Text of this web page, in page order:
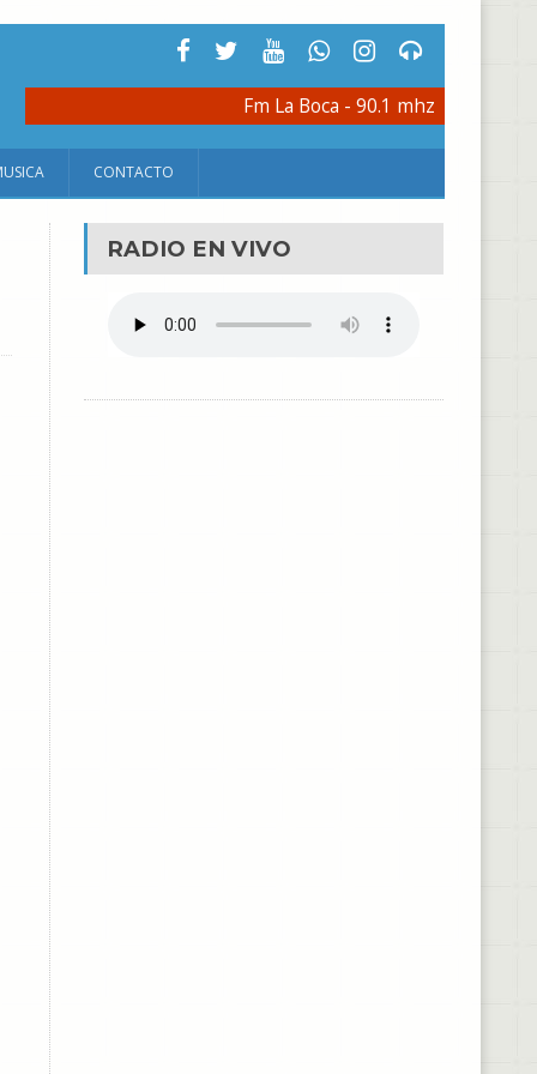
Fm La Boca - 90.1 mhz
CONTACTO
RADIO EN VIVO